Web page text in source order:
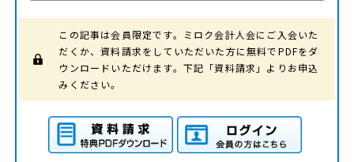
この記事は会員限定です。ミロク会計人会にご入会いた
だくか、資料請求をしていただいた方に無料でPDFをダ
ウンロードいただけます。下記「資料請求」よりお申込
みください。